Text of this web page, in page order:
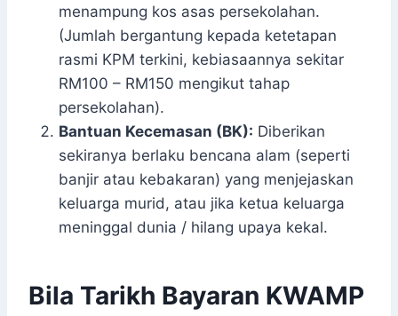
menampung kos asas persekolahan.
(Jumlah bergantung kepada ketetapan
rasmi KPM terkini, kebiasaannya sekitar
RM100 – RM150 mengikut tahap
persekolahan).
Bantuan Kecemasan (BK): Diberikan
sekiranya berlaku bencana alam (seperti
banjir atau kebakaran) yang menjejaskan
keluarga murid, atau jika ketua keluarga
meninggal dunia / hilang upaya kekal.
Bila Tarikh Bayaran KWAMP